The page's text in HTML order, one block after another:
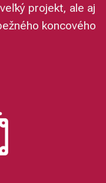
projekt, ale aj
koncového